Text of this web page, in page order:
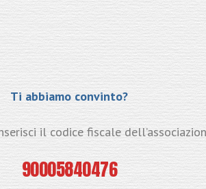
Ti abbiamo convinto?
il codice fiscale
90005840476